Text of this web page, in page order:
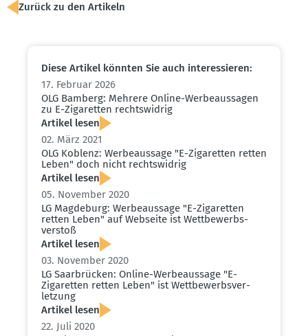
Zurück zu den Artikeln
Diese Artikel könnten Sie auch inter­es­sieren:
17. Februar 2026
OLG Bamberg: Mehrere Online-Werbe­aus­sagen
zu E-Zigaretten rechts­widrig
Artikel lesen
02. März 2021
OLG Koblenz: Werbe­aussage "E-Zigaretten retten
Leben" doch nicht rechts­widrig
Artikel lesen
05. November 2020
LG Magdeburg: Werbe­aussage "E-Zigaretten
retten Leben" auf Webseite ist Wettbe­werbs­
verstoß
Artikel lesen
03. November 2020
LG Saarbrücken: Online-Werbe­aussage "E-
Zigaretten retten Leben" ist Wettbe­werbs­ver­
letzung
Artikel lesen
22. Juli 2020